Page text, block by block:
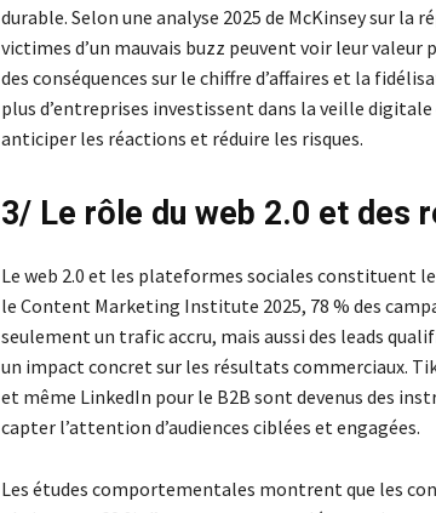
durable. Selon une analyse 2025 de McKinsey sur
victimes d’un mauvais buzz peuvent voir leur valeur
des conséquences sur le chiffre d’affaires et la
plus d’entreprises investissent dans la veille
anticiper les réactions et réduire les risques.
3/ Le rôle du web 2.0 et des
Le web 2.0 et les plateformes sociales constituent
le Content Marketing Institute 2025, 78 % des
seulement un trafic accru, mais aussi des leads
un impact concret sur les résultats commerciaux.
et même LinkedIn pour le B2B sont devenus des
capter l’attention d’audiences ciblées et engagées.
Les études comportementales montrent que les